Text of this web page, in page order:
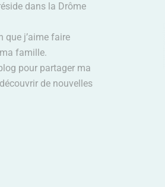
dans la Drôme
que j’aime faire
famille.
pour partager ma
de nouvelles